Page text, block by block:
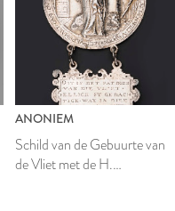
ANONIEM
Schild van de Gebuurte van
de Vliet met de H.